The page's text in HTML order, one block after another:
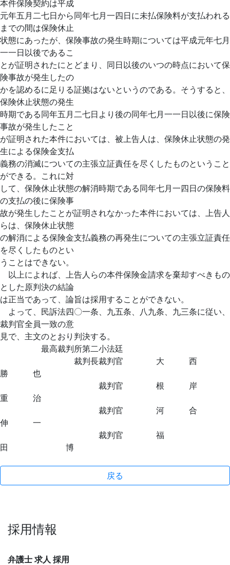
本件保険契約は平成
元年五月二七日から同年七月一四日に未払保険料が支払われる
までの間は保険休止
状態にあったが、保険事故の発生時期については平成元年七月
一一日以後であるこ
とが証明されたにとどまり、同日以後のいつの時点において保
険事故が発生したの
かを認めるに足りる証拠はないというのである。そうすると、
保険休止状態の発生
時期である同年五月二七日より後の同年七月一一日以後に保険
事故が発生したこと
が証明された本件においては、被上告人は、保険休止状態の発
生による保険金支払
義務の消滅についての主張立証責任を尽くしたものということ
ができる。これに対
して、保険休止状態の解消時期である同年七月一四日の保険料
の支払の後に保険事
故が発生したことが証明されなかった本件においては、上告人
らは、保険休止状態
の解消による保険金支払義務の再発生についての主張立証責任
を尽くしたものとい
うことはできない。
以上によれば、上告人らの本件保険金請求を棄却すべきもの
とした原判決の結論
は正当であって、論旨は採用することができない。
よって、民訴法四〇一条、九五条、八九条、九三条に従い、
裁判官全員一致の意
見で、主文のとおり判決する。
最高裁判所第二小法廷
裁判長裁判官 大 西
勝 也
裁判官 根 岸
重 治
裁判官 河 合
伸 一
裁判官 福
田 博
戻る
採用情報
弁護士 求人 採用